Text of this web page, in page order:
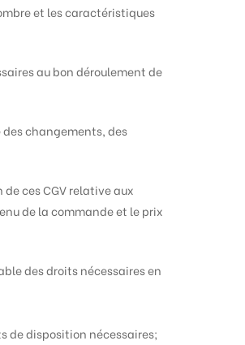
et les caractéristiques
au bon déroulement de
changements, des
ces CGV relative aux
de la commande et le prix
des droits nécessaires en
de disposition nécessaires;